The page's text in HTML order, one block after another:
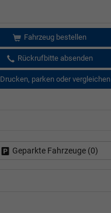
Fahrzeug bestellen
Rückrufbitte absenden
Drucken, parken oder vergleichen
Geparkte Fahrzeuge (0)